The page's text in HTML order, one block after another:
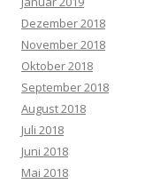
Dezember 2018
November 2018
Oktober 2018
September 2018
August 2018
Juli 2018
Juni 2018
Mai 2018